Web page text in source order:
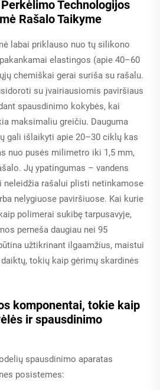
Technologijos
Rašalo Taikyme
labai priklauso nuo tų silikono
elastingos (apie 40–60
chemiškai gerai suriša su rašalu.
su įvairiausiomis paviršiaus
spausdinimo kokybės, kai
maksimaliu greičiu. Dauguma
gali išlaikyti apie 20–30 ciklų kas
nuo pusės milimetro iki 1,5 mm,
Jų ypatingumas – vandens
neleidžia rašalui plisti netinkamose
nelygiuose paviršiuose. Kai kurie
polimerai sukibę tarpusavyje,
perneša daugiau nei 95
užtikrinant ilgaamžius, maistui
tokių kaip gėrimų skardinės
komponentai, tokie kaip
ir spausdinimo
spausdinimo aparatas
posistemes: